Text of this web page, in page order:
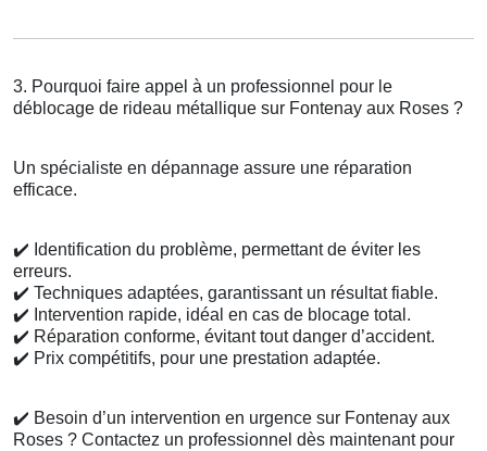
3. Pourquoi faire appel à un professionnel pour le
déblocage de rideau métallique sur Fontenay aux Roses ?
Un spécialiste en dépannage assure une réparation
efficace.
✔️ Identification du problème, permettant de éviter les
erreurs.
✔️ Techniques adaptées, garantissant un résultat fiable.
✔️ Intervention rapide, idéal en cas de blocage total.
✔️ Réparation conforme, évitant tout danger d’accident.
✔️ Prix compétitifs, pour une prestation adaptée.
✔️ Besoin d’un intervention en urgence sur Fontenay aux
Roses ? Contactez un professionnel dès maintenant pour